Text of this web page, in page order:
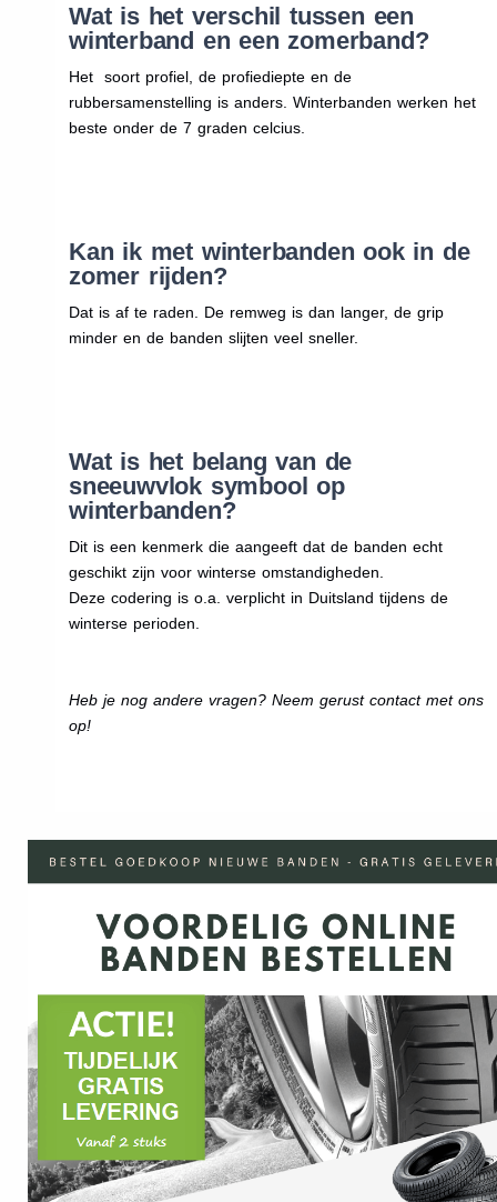
Wat is het verschil tussen een
winterband en een zomerband?
Het soort profiel, de profiediepte en de
rubbersamenstelling is anders. Winterbanden werken het
beste onder de 7 graden celcius.
Kan ik met winterbanden ook in de
zomer rijden?
Dat is af te raden. De remweg is dan langer, de grip
minder en de banden slijten veel sneller.
Wat is het belang van de
sneeuwvlok symbool op
winterbanden?
Dit is een kenmerk die aangeeft dat de banden echt
geschikt zijn voor winterse omstandigheden.
Deze codering is o.a. verplicht in Duitsland tijdens de
winterse perioden.
Heb je nog andere vragen? Neem gerust contact met ons
op!